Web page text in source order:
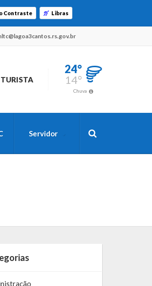
Contraste Libras
TURISTA
24°
14°
Chuva
Servidor